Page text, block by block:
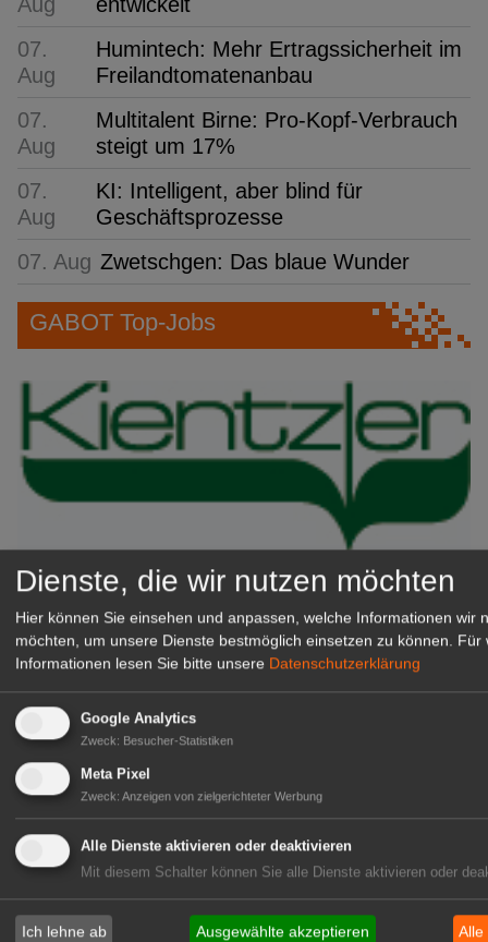
07.
Aug
Humintech: Mehr Ertragssicherheit im
Freilandtomatenanbau
07.
Aug
Multitalent Birne: Pro-Kopf-Verbrauch
steigt um 17%
07.
Aug
KI: Intelligent, aber blind für
Geschäftsprozesse
07. Aug Zwetschgen: Das blaue Wunder
GABOT Top-Jobs
Kientzler Jungpflanzen GmbH
& Co KG
Gärtner im Zierpflanzenbau
(Geselle/Meister/Techniker)
(m/w/d)
Gensingen
zur Stellenanzeige
Dienste, die wir nutzen möchten
Hier können Sie einsehen und anpassen, welche Informationen wir
möchten, um unsere Dienste bestmöglich einsetzen zu können. Für
Informationen lesen Sie bitte unsere Datenschutzerklärung
Google Analytics
Zweck: Besucher-Statistiken
Meta Pixel
Zweck: Anzeigen von zielgerichteter Werbung
Alle Dienste aktivieren oder deaktivieren
Mit diesem Schalter können Sie alle Dienste aktivieren oder
Ich lehne ab Ausgewählte akzeptieren Alle